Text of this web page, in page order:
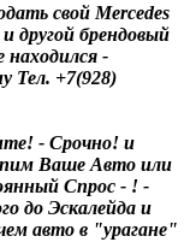
свой Mercedes
другой брендовый
находился -
Тел. +7(928)
- Срочно! и
Ваше Авто или
Спрос - ! -
до Эскалейда и
авто в "урагане"